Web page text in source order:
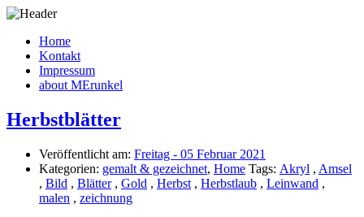
Home
Kontakt
Impressum
about MErunkel
Herbstblätter
Veröffentlicht am: Freitag - 05 Februar 2021
Kategorien: gemalt & gezeichnet, Home Tags: Akryl , Amsel
, Bild , Blätter, Gold , Herbst , Herbstlaub , Leinwand ,
malen , zeichnung